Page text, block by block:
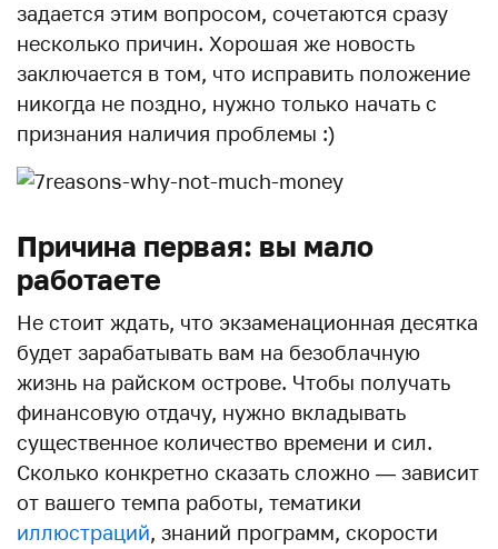
задается этим вопросом, сочетаются сразу
несколько причин. Хорошая же новость
заключается в том, что исправить положение
никогда не поздно, нужно только начать с
признания наличия проблемы :)
Причина первая: вы мало
работаете
Не стоит ждать, что экзаменационная десятка
будет зарабатывать вам на безоблачную
жизнь на райском острове. Чтобы получать
финансовую отдачу, нужно вкладывать
существенное количество времени и сил.
Сколько конкретно сказать сложно — зависит
от вашего темпа работы, тематики
иллюстраций, знаний программ, скорости